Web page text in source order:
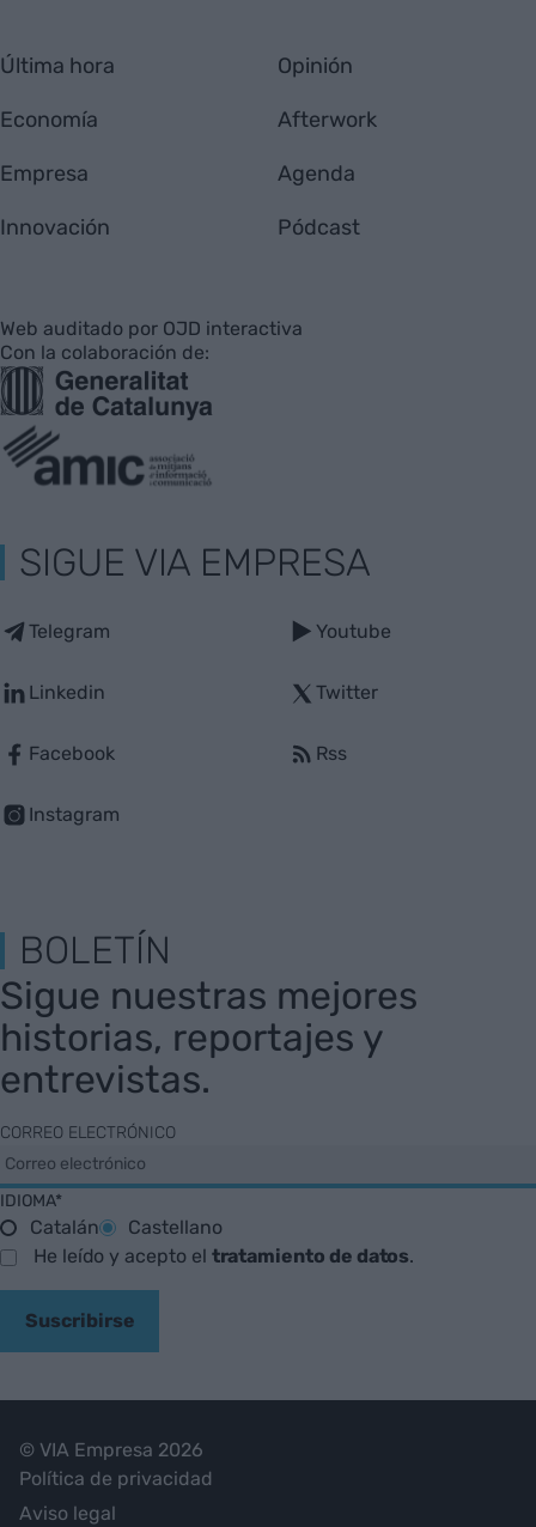
Última hora
Economía
Empresa
Innovación
Opinión
Afterwork
Agenda
Pódcast
Web auditado por OJD interactiva
Con la colaboración de:
SIGUE VIA EMPRESA
Telegram
Linkedin
Facebook
Instagram
Youtube
Twitter
Rss
BOLETÍN
Sigue nuestras mejores
historias, reportajes y
entrevistas.
CORREO ELECTRÓNICO
IDIOMA*
Catalán
Castellano
He leído y acepto el tratamiento de datos.
Suscribirse
© VIA Empresa 2026
Política de privacidad
Aviso legal